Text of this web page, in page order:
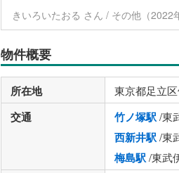
きいろいたおる さん / その他（2022
物件概要
所在地 東京都足立
交通 竹ノ塚駅/東
西新井駅/東
梅島駅/東武